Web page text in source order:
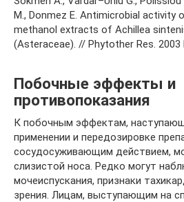
Побочные эффекты и
противопоказания
К побочным эффектам,
применении и передозировке
сосудосуживающим действием,
слизистой носа. Редко могут
мочеиспускания, признаки
зрения. Лицам, выступающим на